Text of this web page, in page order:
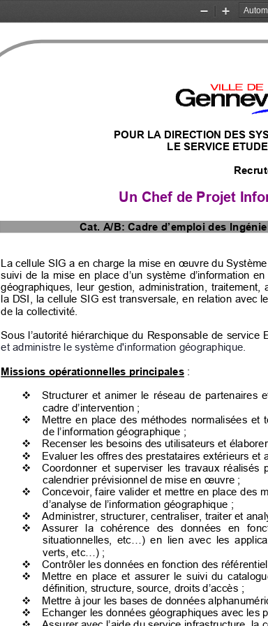
Zoom
Zoom
POUR LA DIRECTION DES
LE SERVICE
Un Chef de Projet
Cat. A/B: Cadre d’emploi des
La cellule SIG a en charge la mise en œuvre du
suivi  de  la  mise  en  place  d’un  système  d’information
géographiques,  leur  gestion,  administration,  traitement,
la DSI, la cellule SIG est transversale, en relation avec
de la collectivité.
Sous l’autorité hiérarchique du Responsable de service
et administre le système d'information géographique.
Missions opérationnelles principales :

Structurer  et  animer  le  réseau  de  partenaires
cadre d’intervention ;

Mettre  en  place  des  méthodes  normalisées  et
de l’information géographique ;

Recenser les besoins des utilisateurs et

Evaluer les offres des prestataires extérieurs

Coordonner  et  superviser  les  travaux  réalisés
calendrier prévisionnel de mise en œuvre ;

Concevoir, faire valider et mettre en place
d’analyse de l’information géographique ;

Administrer, structurer, centraliser, traiter et

Assurer   la   cohérence   des   données   en
situationnelles,  etc...)  en  lien  avec  les
verts, etc ...) ;

Contrôler les données en fonction des

Mettre  en  place  et  assurer  le  suivi  du
définition, structure, source, droits d’accès ;

Mettre à jour les bases de données

Echanger les données géographiques avec les